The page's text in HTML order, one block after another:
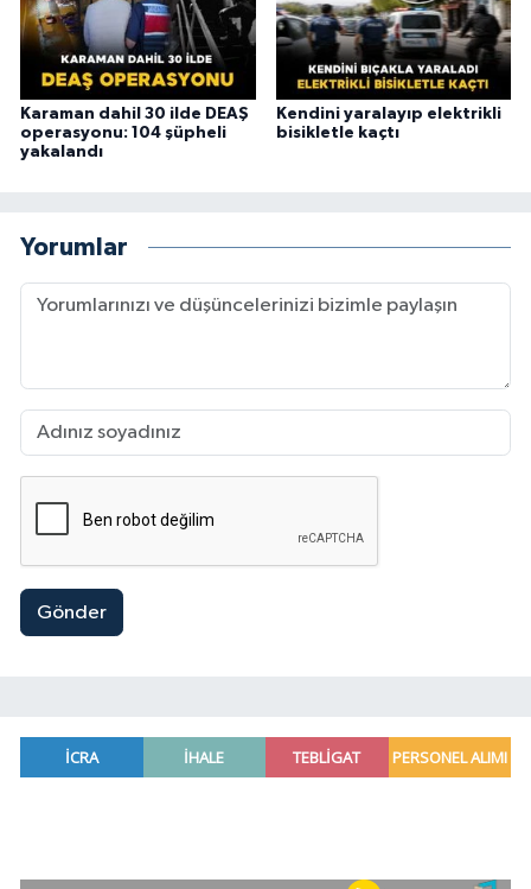
Karaman dahil 30 ilde DEAŞ
operasyonu: 104 şüpheli
yakalandı
Kendini yaralayıp elektrikli
bisikletle kaçtı
Yorumlar
Gönder